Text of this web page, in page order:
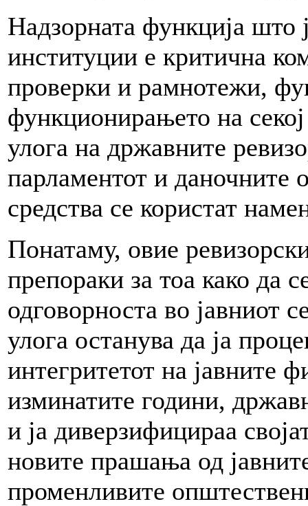
Надзорната функција што
институции е критична
проверки и рамнотежи,
функционирањето на
улога на државните
парламентот и даночните
средства се користат
Понатаму, овие
препораки за тоа како да
одговорноста во јавниот
улога останува да ја
интегритетот на јавните
изминатите години,
и ја диверзифицираа
новите прашања од
променливите